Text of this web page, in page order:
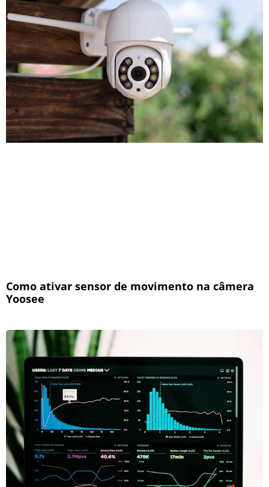
Como ativar sensor de movimento na câmera
Yoosee